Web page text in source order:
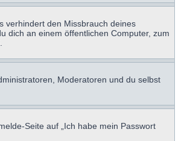
verhindert den Missbrauch deines
dich an einem öffentlichen Computer, zum
Moderatoren und du selbst
Seite auf „Ich habe mein Passwort